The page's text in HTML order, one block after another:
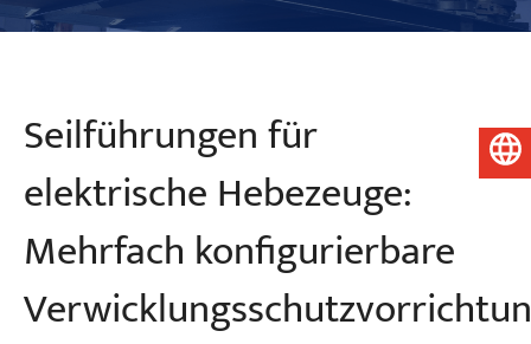
Seilführungen für
elektrische Hebezeuge:
Mehrfach konfigurierbare
Deutsch